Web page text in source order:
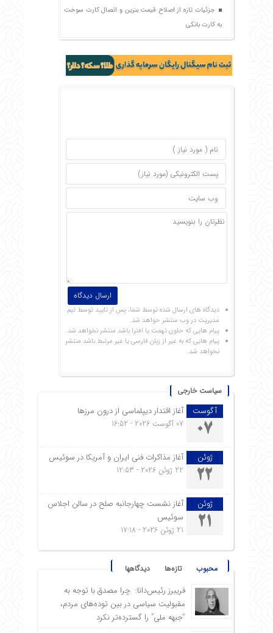
جزئیات تازه از اصلاح قیمت بنزین و اتصال کارت سوخت
به کارت بانکی
دیدگاه های ارسال شده توسط شما، پس از تایید توسط تیم
مدیریت در وب منتشر خواهد شد.
پیام هایی که حاوی تهمت یا افترا باشد منتشر نخواهد شد.
پیام هایی که به غیر از زبان فارسی یا غیر مرتبط باشد منتشر
نخواهد شد.
سیاست خارجی
آگوست
07
آغاز اقتدار دیپلماسی از درون مرزها
07 آگوست 2026 - 16:52
ژوئن
22
آغاز مذاکرات فنی ایران و آمریکا در سوئیس
22 ژوئن 2026 - 12:53
ژوئن
21
آغاز نشست چهارجانبه صلح در سالن اجلاس
سوئیس
21 ژوئن 2026 - 17:18
محبوب تازه‌ها دیدگاهها
فریبرز رئیس‌دانا: چرا مصدق با توجه به
مقبولیت سیاسی در بین توده‌های مردم،
“جبهه ملی” را گسترده‌تر نکرد